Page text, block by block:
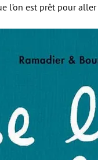
l’on est prêt pour aller